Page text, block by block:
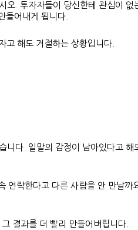
. 투자자들이 당신한테 관심이
들어내게 됩니다.
고 해도 거절하는 상황입니다.
다. 일말의 감정이 남아있다고
락한다고 다른 사람을 안 만날
결과를 더 빨리 만들어버립니다.